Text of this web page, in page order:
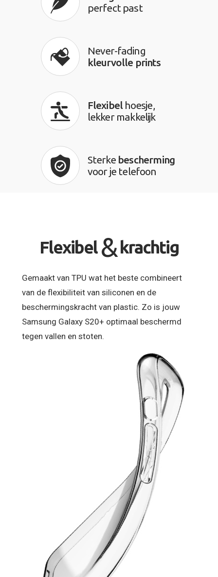
perfect past
Never-fading
kleurvolle prints
Flexibelhoesje,
lekker makkelijk
Sterke bescherming
voor je telefoon
Flexibel &krachtig
Gemaakt van TPU wat het beste combineert
van de flexibiliteit van siliconen en de
beschermingskracht van plastic. Zo is jouw
Samsung Galaxy S20+ optimaal beschermd
tegen vallen en stoten.